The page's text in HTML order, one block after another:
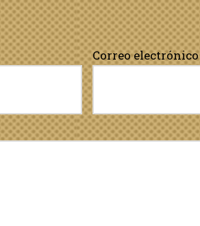
Correo